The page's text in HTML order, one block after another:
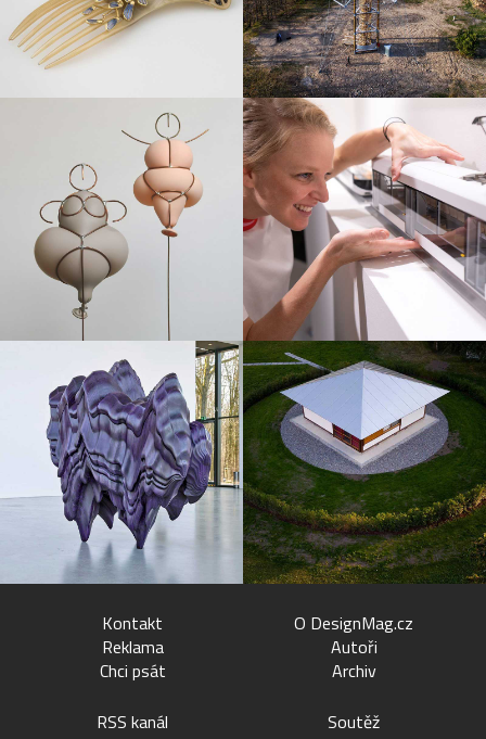
Kontakt
Reklama
Chci psát
O DesignMag.cz
Autoři
Archiv
RSS kanál
Soutěž